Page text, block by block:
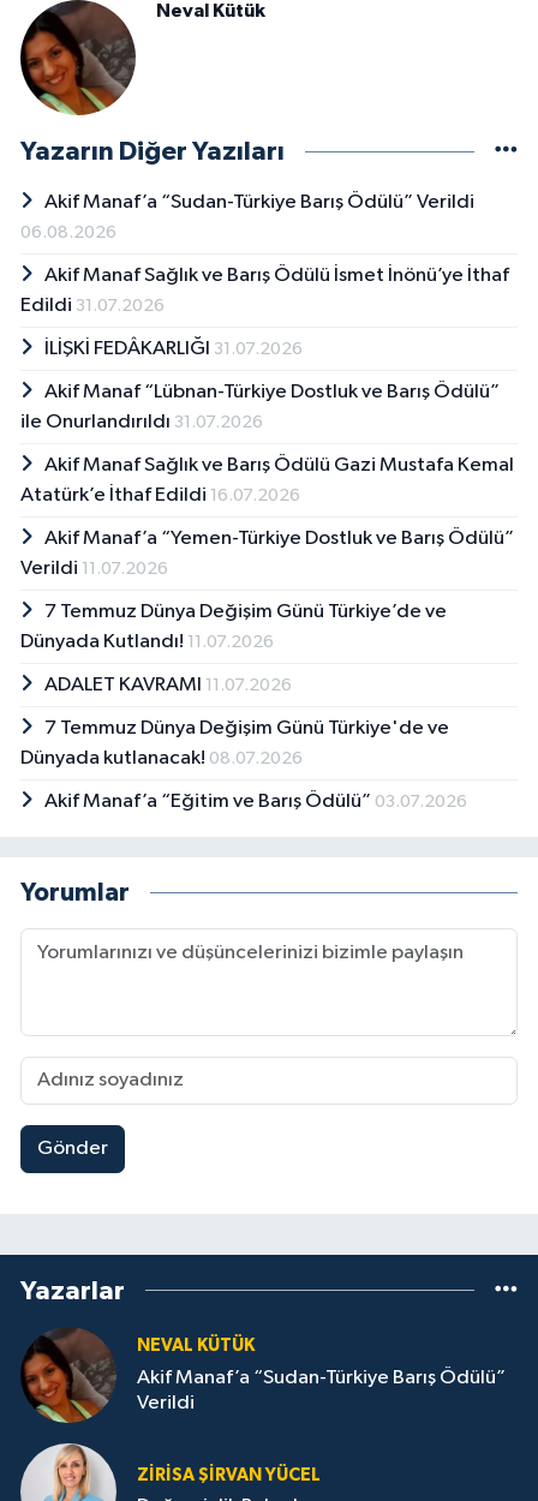
Neval Kütük
Yazarın Diğer Yazıları
Akif Manaf’a “Sudan-Türkiye Barış Ödülü” Verildi
06.08.2026
Akif Manaf Sağlık ve Barış Ödülü İsmet İnönü’ye İthaf
Edildi 31.07.2026
İLİŞKİ FEDÂKARLIĞI 31.07.2026
Akif Manaf “Lübnan-Türkiye Dostluk ve Barış Ödülü”
ile Onurlandırıldı 31.07.2026
Akif Manaf Sağlık ve Barış Ödülü Gazi Mustafa Kemal
Atatürk’e İthaf Edildi 16.07.2026
Akif Manaf’a “Yemen-Türkiye Dostluk ve Barış Ödülü”
Verildi 11.07.2026
7 Temmuz Dünya Değişim Günü Türkiye’de ve
Dünyada Kutlandı! 11.07.2026
ADALET KAVRAMI 11.07.2026
7 Temmuz Dünya Değişim Günü Türkiye'de ve
Dünyada kutlanacak! 08.07.2026
Akif Manaf’a “Eğitim ve Barış Ödülü” 03.07.2026
Yorumlar
Gönder
Yazarlar
NEVAL KÜTÜK
Akif Manaf’a “Sudan-Türkiye Barış Ödülü”
Verildi
ZIRISA ŞIRVAN YÜCEL